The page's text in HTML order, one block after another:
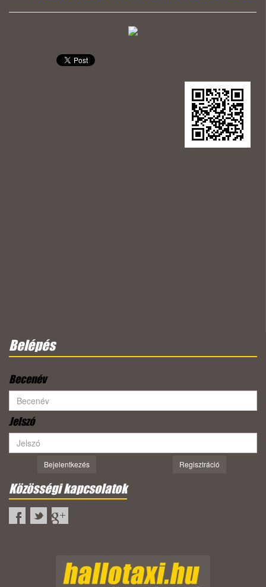
Belépés
Becenév
Jelszó
Bejelentkezés Regisztráció
Közösségi kapcsolatok